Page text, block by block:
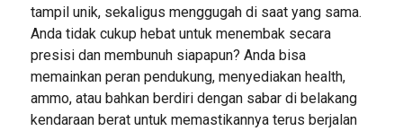
tampil unik, sekaligus menggugah di saat yang sama.
Anda tidak cukup hebat untuk menembak secara
presisi dan membunuh siapapun? Anda bisa
memainkan peran pendukung, menyediakan health,
ammo, atau bahkan berdiri dengan sabar di belakang
kendaraan berat untuk memastikannya terus berjalan